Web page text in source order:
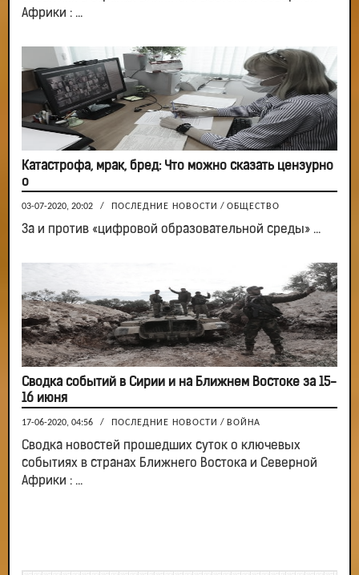
Африки : ...
Катастрофа, мрак, бред: Что можно сказать цензурно
о
03-07-2020, 20:02 / ПОСЛЕДНИЕ НОВОСТИ / ОБЩЕСТВО
За и против «цифровой образовательной среды» ...
Сводка событий в Сирии и на Ближнем Востоке за 15-
16 июня
17-06-2020, 04:56 / ПОСЛЕДНИЕ НОВОСТИ / ВОЙНА
Сводка новостей прошедших суток о ключевых
событиях в странах Ближнего Востока и Северной
Африки : ...